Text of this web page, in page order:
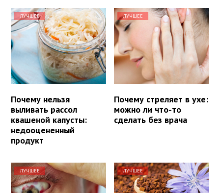
ЛУЧШЕЕ
Почему нельзя
выливать рассол
квашеной капусты:
недооцененный
продукт
ЛУЧШЕЕ
Почему стреляет в ухе:
можно ли что-то
сделать без врача
ЛУЧШЕЕ ЛУЧШЕЕ